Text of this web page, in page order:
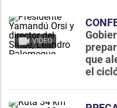
VIDEO
que
el